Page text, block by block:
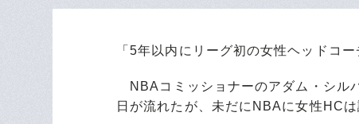
「5年以内にリーグ初の女性ヘッドコ
NBAコミッショナーのアダム・シル
日が流れたが、未だにNBAに女性HCは